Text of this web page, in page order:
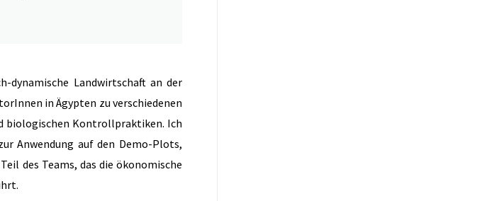
dynamische Landwirtschaft an der
in Ägypten zu verschiedenen
biologischen Kontrollpraktiken. Ich
Anwendung auf den Demo-Plots,
des Teams, das die ökonomische